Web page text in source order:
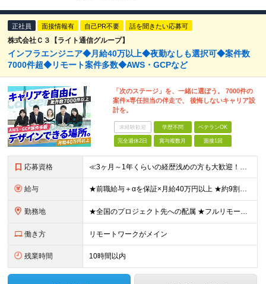
正社員 面接情報有 自己PR不要 話を聞きたい応募可
株式会社Ｃ３【ライト通信グループ】
インフラエンジニア◆月給40万以上◆夜勤なしも選択可◆案件数
7000件超◆リモート案件多数◆AWS・GCPなど
「次のステージ」を、一緒に選ぼう。 7000件の
案件×専任担当の伴走で、 後悔しないキャリア設
計を。
未経験歓迎 学歴不問 ベテランOK
完全週休2日 賞与複数月 面接1回
応募資格 ≪3ヶ月～1年くらいの経歴浅めの方も大歓迎！≫ ★設計・構築から運用・保守まで、フェーズ不問で歓迎します！ ■インフラエンジニアとして何かしらの経験をお持ちの方（工程不問） ■第二新卒・ブランクOK
給与 ★前職給与＋αを保証×月給40万円以上 ★約9割が前職より給与アップを実現 月給40万円以上＋各種手当＋賞与 ＜9割が年収アップを実現＞ 入社されたエンジニアの9割が前職よりも給与アップをしていま
勤務地 ★全国のプロジェクト先への配属 ★フルリモートワーク案件あり ★転勤なし 勤務地はご希望を考慮し、決定します。 「自宅から近い場所が良い」といった要望もお聞かせください！ ＜配属エリア＞ ［東北］
働き方 リモートワークがメイン
残業時間 10時間以内